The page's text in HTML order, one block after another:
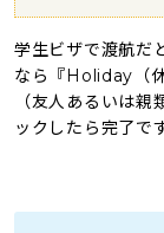
学生ビザで渡航だ
なら『Holiday（
（友人あるいは親
ックしたら完了です